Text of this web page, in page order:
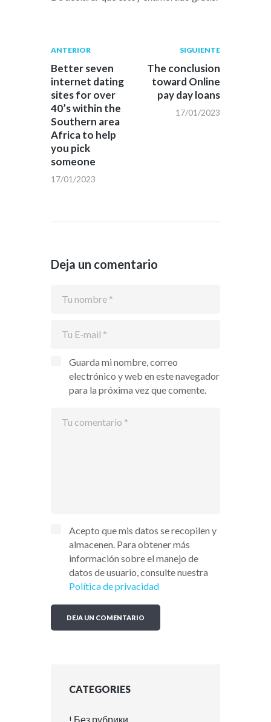
Navegación
de
entradas
Publicación
anterior:
ANTERIOR
Better seven
internet dating
sites for over
40’s within the
Southern area
Africa to help
you pick
someone
17/01/2023
Siguiente
post:
SIGUIENTE
The conclusion
toward Online
pay day loans
17/01/2023
Deja un comentario
Guarda mi nombre, correo
electrónico y web en este navegador
para la próxima vez que comente.
Acepto que mis datos se recopilen y
almacenen. Para obtener más
información sobre el manejo de
datos de usuario, consulte nuestra
Política de privacidad
CATEGORIES
! Без рубрики